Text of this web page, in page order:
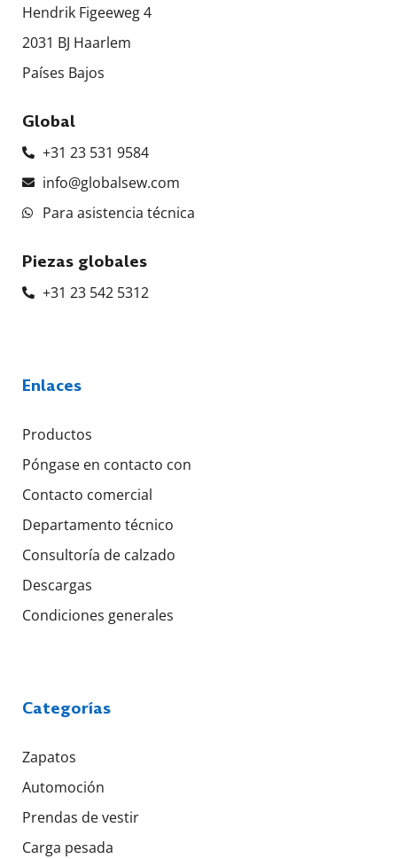
Hendrik Figeeweg 4
2031 BJ Haarlem
Países Bajos
Global
+31 23 531 9584
info@globalsew.com
Para asistencia técnica
Piezas globales
+31 23 542 5312
Enlaces
Productos
Póngase en contacto con
Contacto comercial
Departamento técnico
Consultoría de calzado
Descargas
Condiciones generales
Categorías
Zapatos
Automoción
Prendas de vestir
Carga pesada